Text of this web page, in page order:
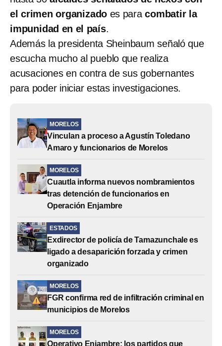
el crimen organizado es paracombatir la
impunidad en el país.
Además la presidenta Sheinbaum señaló que
escucha mucho al pueblo que realiza
acusaciones en contra de sus gobernantes
para poder iniciar estas investigaciones.
MORELOS
Vinculan a proceso a Agustín Toledano
Amaro y funcionarios de Morelos
MORELOS
Cuautla informa nuevos nombramientos
tras detención de funcionarios en
Operación Enjambre
ESTADOS
Exdirector de policía de Tamazunchale es
ligado a desaparición forzada y crimen
organizado
MORELOS
FGR confirma red de infiltración criminal en
municipios de Morelos
MORELOS
Operativo Enjambre: los partidos que